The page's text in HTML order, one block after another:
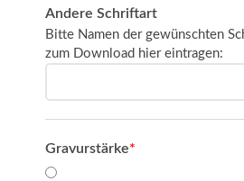
Andere Schriftart
Bitte Namen der gewünschten
zum Download hier eintragen:
*
Gravurstärke